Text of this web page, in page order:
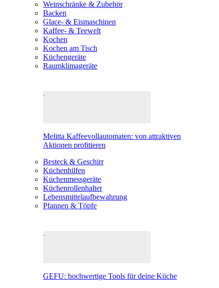
Weinschränke & Zubehör
Backen
Glace- & Eismaschinen
Kaffee- & Teewelt
Kochen
Kochen am Tisch
Küchengeräte
Raumklimageräte
Melitta Kaffeevollautomaten: von attraktiven
Aktionen profitieren
Besteck & Geschirr
Küchenhilfen
Küchenmessgeräte
Küchenrollenhalter
Lebensmittelaufbewahrung
Pfannen & Töpfe
GEFU: hochwertige Tools für deine Küche